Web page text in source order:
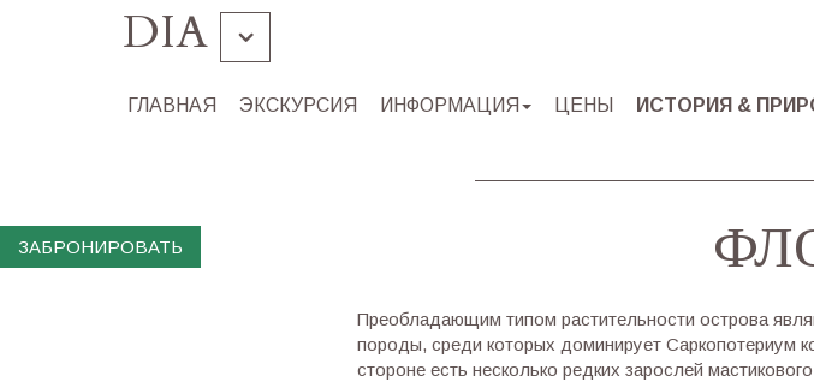
ЗАБРОНИРОВАТЬ
DIA
Грамвуса Балос
Souda
ГЛАВНАЯ ЭКСКУРСИЯ ИНФОРМАЦИЯ ЦЕНЫ ИСТОРИЯ &
Преобладающим типом растительности острова
породы, среди которых доминирует Саркопотериум
стороне есть несколько редких зарослей